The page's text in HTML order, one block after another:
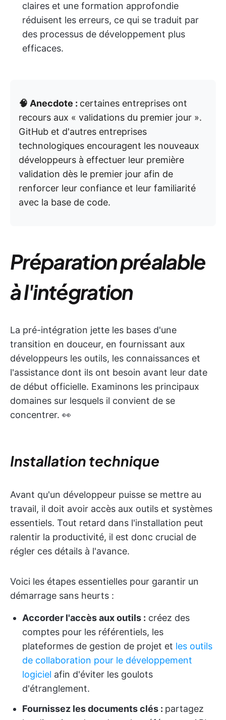
claires et une formation approfondie
réduisent les erreurs, ce qui se traduit par
des processus de développement plus
efficaces.
🧠 Anecdote : certaines entreprises ont
recours aux « validations du premier jour ».
GitHub et d'autres entreprises
technologiques encouragent les nouveaux
développeurs à effectuer leur première
validation dès le premier jour afin de
renforcer leur confiance et leur familiarité
avec la base de code.
Préparation préalable
à l'intégration
La pré-intégration jette les bases d'une
transition en douceur, en fournissant aux
développeurs les outils, les connaissances et
l'assistance dont ils ont besoin avant leur date
de début officielle. Examinons les principaux
domaines sur lesquels il convient de se
concentrer. 👀
Installation technique
Avant qu'un développeur puisse se mettre au
travail, il doit avoir accès aux outils et systèmes
essentiels. Tout retard dans l'installation peut
ralentir la productivité, il est donc crucial de
régler ces détails à l'avance.
Voici les étapes essentielles pour garantir un
démarrage sans heurts :
Accorder l'accès aux outils : créez des
comptes pour les référentiels, les
plateformes de gestion de projet et les outils
de collaboration pour le développement
logiciel afin d'éviter les goulots
d'étranglement.
Fournissez les documents clés : partagez